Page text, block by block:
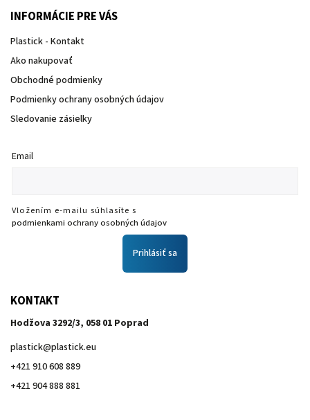
INFORMÁCIE PRE VÁS
Plastick - Kontakt
Ako nakupovať
Obchodné podmienky
Podmienky ochrany osobných údajov
Sledovanie zásielky
Email
Vložením e-mailu súhlasíte s
podmienkami ochrany osobných údajov
Prihlásiť sa
KONTAKT
Hodžova 3292/3, 058 01 Poprad
plastick@plastick.eu
+421 910 608 889
+421 904 888 881